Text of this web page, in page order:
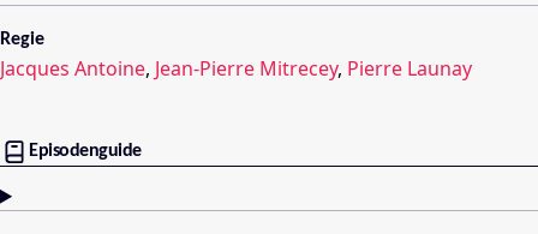
Regie
Jacques Antoine, Jean-Pierre Mitrecey, Pierre Launay
Episodenguide